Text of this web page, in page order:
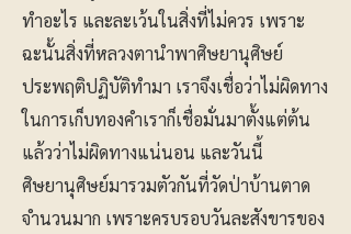
ทำอะไร และละเว้นในสิ่งที่ไม่ควร เพราะ
ฉะนั้นสิ่งที่หลวงตานำพาศิษยานุศิษย์
ประพฤติปฏิบัติทำมา เราจึงเชื่อว่าไม่ผิดทาง
ในการเก็บทองคำเราก็เชื่อมั่นมาตั้งแต่ต้น
แล้วว่าไม่ผิดทางแน่นอน และวันนี้
ศิษยานุศิษย์มารวมตัวกันที่วัดป่าบ้านตาด
จำนวนมาก เพราะครบรอบวันละสังขารของ